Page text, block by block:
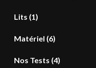
Lits (1)
Matériel (6)
Nos Tests (4)